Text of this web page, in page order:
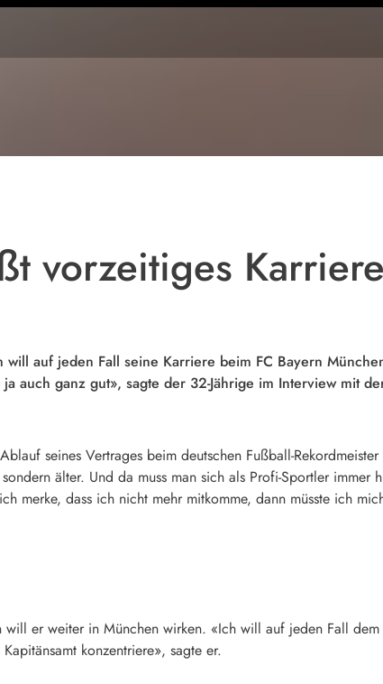
vorzeitiges
will auf jeden Fall seine Karriere beim FC Bayern
auch ganz gut», sagte der 32-Jährige im Interview mit
seines Vertrages beim deutschen Fußball-
älter. Und da muss man sich als Profi-Sportler immer
merke, dass ich nicht mehr mitkomme, dann müsste ich
will er weiter in München wirken. «Ich will auf jeden Fall
konzentriere», sagte er.